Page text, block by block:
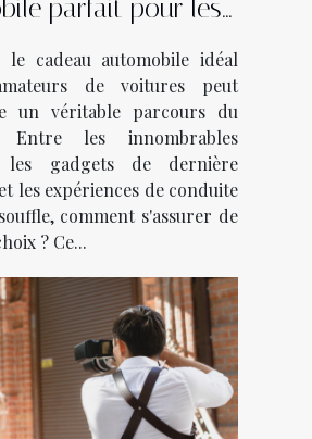
parfait pour les
le cadeau automobile idéal
de voitures peut
un véritable parcours du
Entre les innombrables
les gadgets de dernière
les expériences de conduite
comment s'assurer de
? Ce...